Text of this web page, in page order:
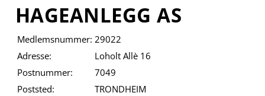
HAGEANLEGG AS
Medlemsnummer: 29022
Adresse:
Loholt Allè 16
Postnummer:
7049
Poststed:
TRONDHEIM